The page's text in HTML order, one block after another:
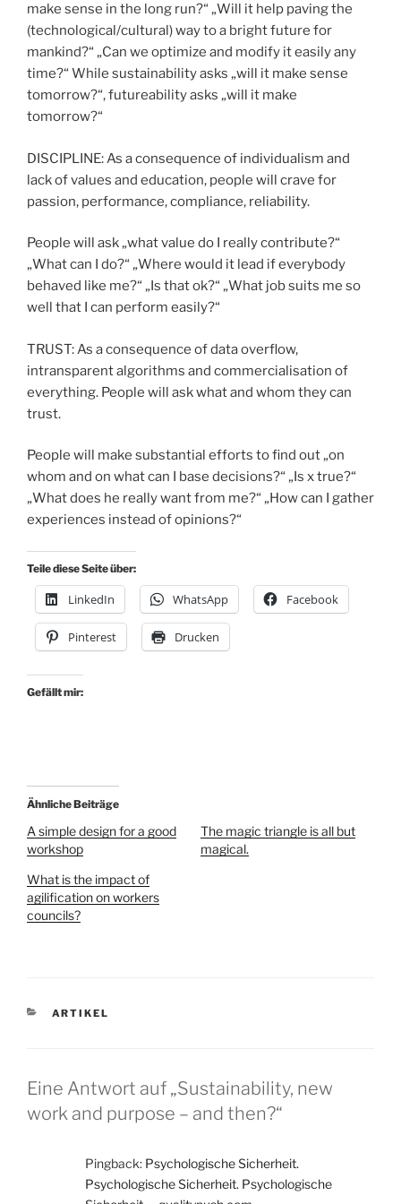
make sense in the long run?“ „Will it help paving the
(technological/cultural) way to a bright future for
mankind?“ „Can we optimize and modify it easily any
time?“ While sustainability asks „will it make sense
tomorrow?“, futureability asks „will it make
tomorrow?“
DISCIPLINE: As a consequence of individualism and
lack of values and education, people will crave for
passion, performance, compliance, reliability.
People will ask „what value do I really contribute?“
„What can I do?“ „Where would it lead if everybody
behaved like me?“ „Is that ok?“ „What job suits me so
well that I can perform easily?“
TRUST: As a consequence of data overflow,
intransparent algorithms and commercialisation of
everything. People will ask what and whom they can
trust.
People will make substantial efforts to find out „on
whom and on what can I base decisions?“ „Is x true?“
„What does he really want from me?“ „How can I gather
experiences instead of opinions?“
Teile diese Seite über:
LinkedIn WhatsApp Facebook
Pinterest Drucken
Gefällt mir:
Ähnliche Beiträge
A simple design for a good
workshop
The magic triangle is all but
magical.
What is the impact of
agilification on workers
councils?
KATEGORIEN
ARTIKEL
Eine Antwort auf „Sustainability, new
work and purpose – and then?“
Pingback: Psychologische Sicherheit.
Psychologische Sicherheit. Psychologische